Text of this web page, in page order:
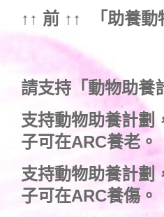
↑↑ 前 ↑↑ 「助養動
請支持「動物助養
支持動物助養計劃
子可在ARC養老。
支持動物助養計劃
子可在ARC養傷。